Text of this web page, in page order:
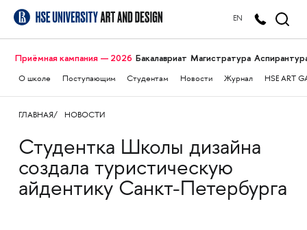
EN
Приёмная кампания — 2026 Бакалавриат Магистратура
О школе Поступающим Студентам Новости Журнал HSE ART
ГЛАВНАЯ НОВОСТИ
Студентка Школы дизайна
создала туристическую
айдентику Санкт-Петербурга